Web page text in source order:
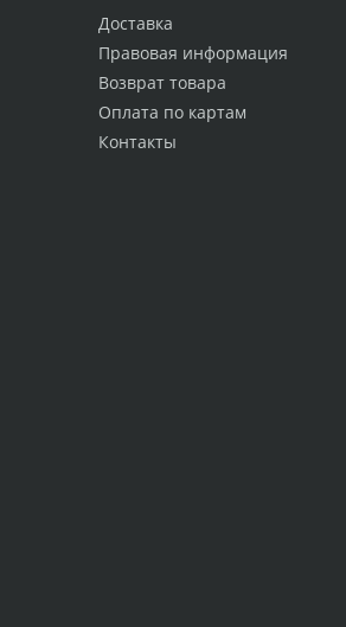
Доставка
Правовая информация
Возврат товара
Оплата по картам
Контакты